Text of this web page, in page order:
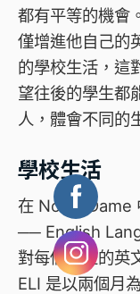
都有平等的機會
僅增進他自己的
的學校生活，這
望往後的學生都
人，體會不同的
學校生活
在 Notre Dame
── English
對每個學生的英
ELI 是以兩個月